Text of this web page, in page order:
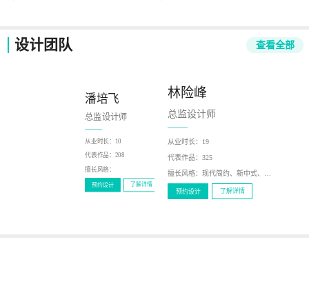
设计团队 查看全部
林险峰
总监设计师
从业时长： 19
代表作品： 325
擅长风格： 现代简约、新中式、北欧风、轻奢、美式
预约设计 了解详情
潘培飞
总监设计师
从业时长： 10
代表作品： 208
擅长风格：
预约设计 了解详情